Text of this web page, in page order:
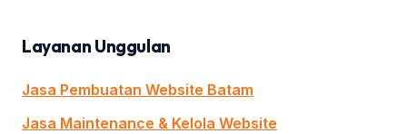
Layanan Unggulan
Jasa Pembuatan Website Batam
Jasa Maintenance & Kelola Website